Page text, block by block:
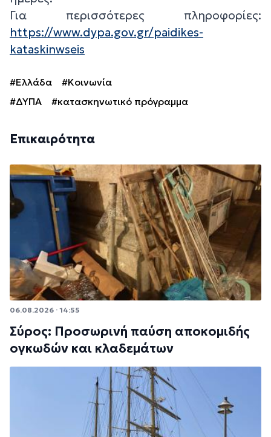
Για περισσότερες πληροφορίες:
https://www.dypa.gov.gr/paidikes-
kataskinwseis
#Ελλάδα
#Κοινωνία
#ΔΥΠΑ
#κατασκηνωτικό πρόγραμμα
Επικαιρότητα
06.08.2026 · 14:55
Σύρος: Προσωρινή παύση αποκομιδής
ογκωδών και κλαδεμάτων